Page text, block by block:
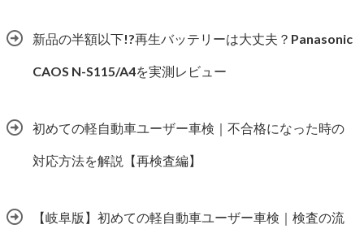
新品の半額以下!?再生バッテリーは大丈夫？Panasonic
CAOS N-S115/A4を実測レビュー
初めての軽自動車ユーザー車検｜不合格になった時の
対応方法を解説【再検査編】
【岐阜版】初めての軽自動車ユーザー車検｜検査の流